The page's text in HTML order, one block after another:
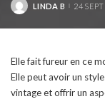
POSTED
LINDA B 24
Elle fait fureur en ce
Elle peut avoir un
vintage et offrir un